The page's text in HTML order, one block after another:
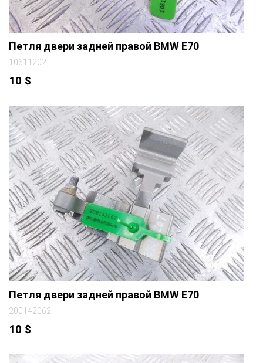
Петля двери задней правой BMW E70
10611202
10 $
Петля двери задней правой BMW E70
200142062
10 $